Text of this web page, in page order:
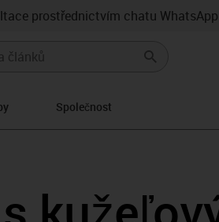
prostřednictvím chatu WhatsApp
Společnost